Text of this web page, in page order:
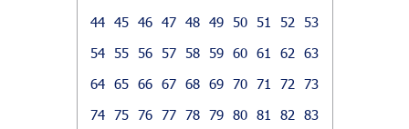
44 45 46 47 48 49 50 51 52
53
54 55 56 57 58 59 60 61 62
63
64 65 66 67 68 69 70 71 72
73
74 75 76 77 78 79 80 81 82
83